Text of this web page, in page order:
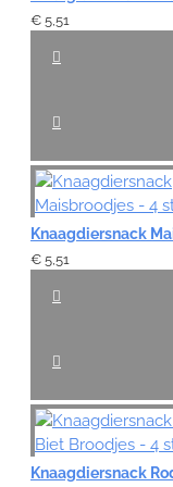
€ 5,51
€ 5,51